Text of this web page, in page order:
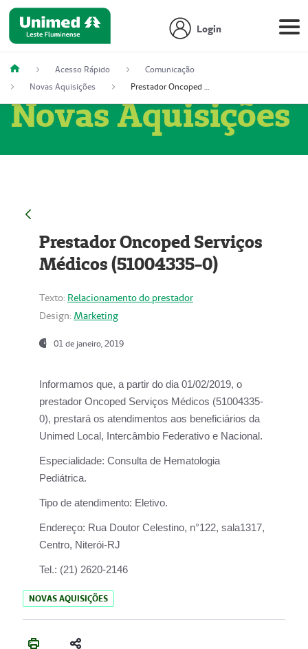
Login
Acesso Rápido
Comunicação
Novas Aquisições
Prestador Oncoped Serviços Médicos (51004335-0)
Novas Aquisições
Prestador Oncoped Serviços
Médicos (51004335-0)
Texto: Relacionamento do prestador
Design: Marketing
01 de janeiro, 2019
Informamos que, a partir do dia 01/02/2019, o
prestador Oncoped Serviços Médicos (51004335-
0), prestará os atendimentos aos beneficiários da
Unimed Local, Intercâmbio Federativo e Nacional.
Especialidade: Consulta de Hematologia
Pediátrica.
Tipo de atendimento: Eletivo.
Endereço: Rua Doutor Celestino, n°122, sala1317,
Centro, Niterói-RJ
Tel.: (21) 2620-2146
NOVAS AQUISIÇÕES